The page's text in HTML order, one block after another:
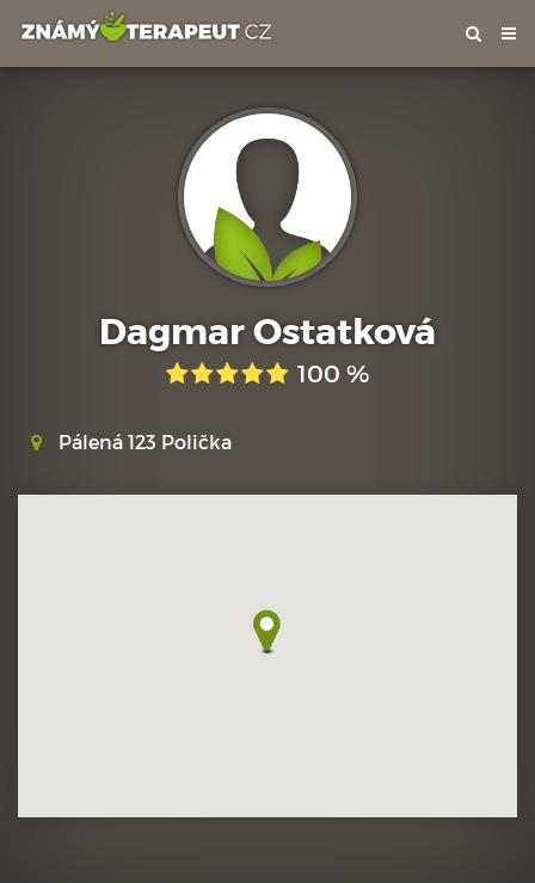
Dagmar Ostatková
100 %
Pálená 123 Polička